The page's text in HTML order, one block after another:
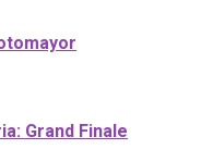
Grand Finale